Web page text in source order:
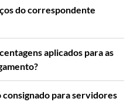
do correspondente
aplicados para as
para servidores